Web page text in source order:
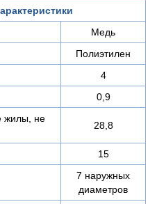
Медь
Полиэтилен
4
0,9
жилы, не
28,8
15
7 наружных
диаметров